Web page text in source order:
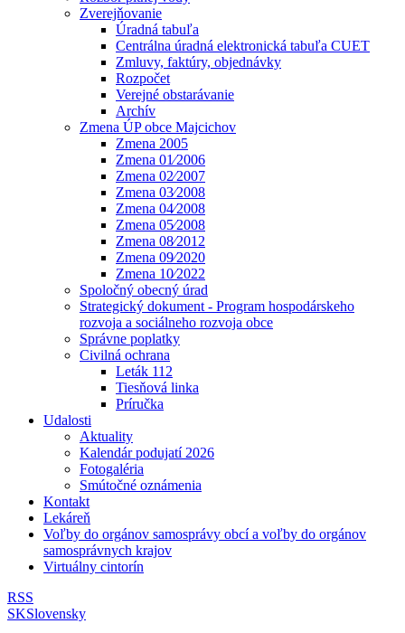
Zverejňovanie
Úradná tabuľa
Centrálna úradná elektronická tabuľa CUET
Zmluvy, faktúry, objednávky
Rozpočet
Verejné obstarávanie
Archív
Zmena ÚP obce Majcichov
Zmena 2005
Zmena 01⁄2006
Zmena 02⁄2007
Zmena 03⁄2008
Zmena 04⁄2008
Zmena 05⁄2008
Zmena 08⁄2012
Zmena 09⁄2020
Zmena 10⁄2022
Spoločný obecný úrad
Strategický dokument - Program hospodárskeho
rozvoja a sociálneho rozvoja obce
Správne poplatky
Civilná ochrana
Leták 112
Tiesňová linka
Príručka
Udalosti
Aktuality
Kalendár podujatí 2026
Fotogaléria
Smútočné oznámenia
Kontakt
Lekáreň
Voľby do orgánov samosprávy obcí a voľby do orgánov
samosprávnych krajov
Virtuálny cintorín
RSS
SKSlovensky